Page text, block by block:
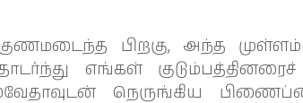
பிறகு, அந்த
எங்கள் குடும்பத்தினரைச்
நெருங்கிய